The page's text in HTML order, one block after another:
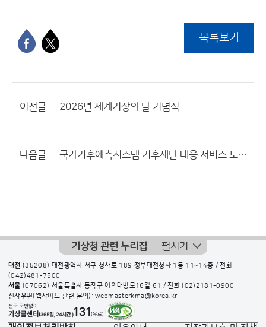
목록보기
이전글 2026년 세계기상의 날 기념식
다음글 국가기후예측시스템 기후재난 대응 서비스 토론회
기상청 관련 누리집 펼치기
대전 (35208) 대전광역시 서구 청사로 189 정부대전청사 1동 11~14층 / 전화
(042)481-7500
서울 (07062) 서울특별시 동작구 여의대방로16길 61 / 전화(02)2181-0900
전자우편(웹사이트 관련 문의): webmasterkma@korea.kr